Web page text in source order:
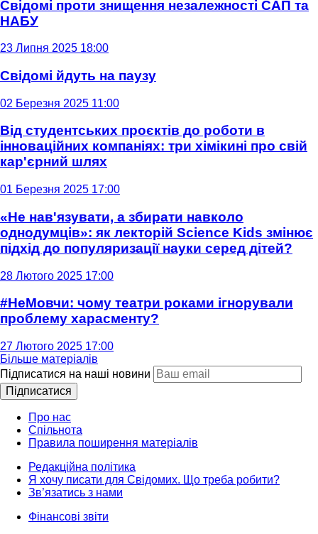
Свідомі проти знищення незалежності САП та
НАБУ
23 Липня 2025 18:00
Свідомі йдуть на паузу
02 Березня 2025 11:00
Від студентських проєктів до роботи в
інноваційних компаніях: три хімікині про свій
кар'єрний шлях
01 Березня 2025 17:00
«Не нав'язувати, а збирати навколо
однодумців»: як лекторій Science Kids змінює
підхід до популяризації науки серед дітей?
28 Лютого 2025 17:00
#НеМовчи: чому театри роками ігнорували
проблему харасменту?
27 Лютого 2025 17:00
Більше матеріалів
Підписатися на наші новини
Підписатися
Про нас
Спільнота
Правила поширення матеріалів
Редакційна політика
Я хочу писати для Свідомих. Що треба робити?
Зв’язатись з нами
Фінансові звіти